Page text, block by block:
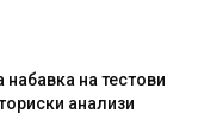
набавка на тестови
анализи